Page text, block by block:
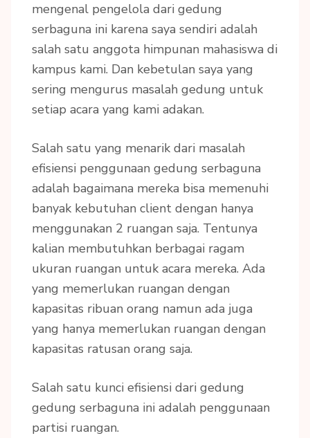
mengenal pengelola dari gedung
serbaguna ini karena saya sendiri adalah
salah satu anggota himpunan mahasiswa di
kampus kami. Dan kebetulan saya yang
sering mengurus masalah gedung untuk
setiap acara yang kami adakan.
Salah satu yang menarik dari masalah
efisiensi penggunaan gedung serbaguna
adalah bagaimana mereka bisa memenuhi
banyak kebutuhan client dengan hanya
menggunakan 2 ruangan saja. Tentunya
kalian membutuhkan berbagai ragam
ukuran ruangan untuk acara mereka. Ada
yang memerlukan ruangan dengan
kapasitas ribuan orang namun ada juga
yang hanya memerlukan ruangan dengan
kapasitas ratusan orang saja.
Salah satu kunci efisiensi dari gedung
gedung serbaguna ini adalah penggunaan
partisi ruangan.